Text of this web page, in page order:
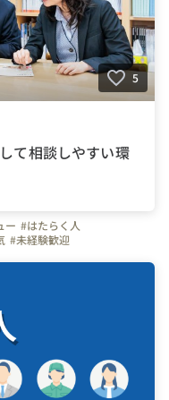
5
て相談しやすい環
ー #はたらく人
#未経験歓迎